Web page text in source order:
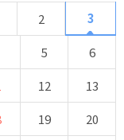
2 3
5
6
12
13
19
20